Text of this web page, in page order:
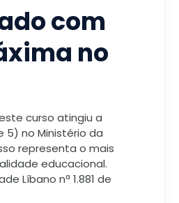
com
no
curso atingiu a
5) no Ministério da
representa o mais
educacional.
Líbano nª 1.881 de